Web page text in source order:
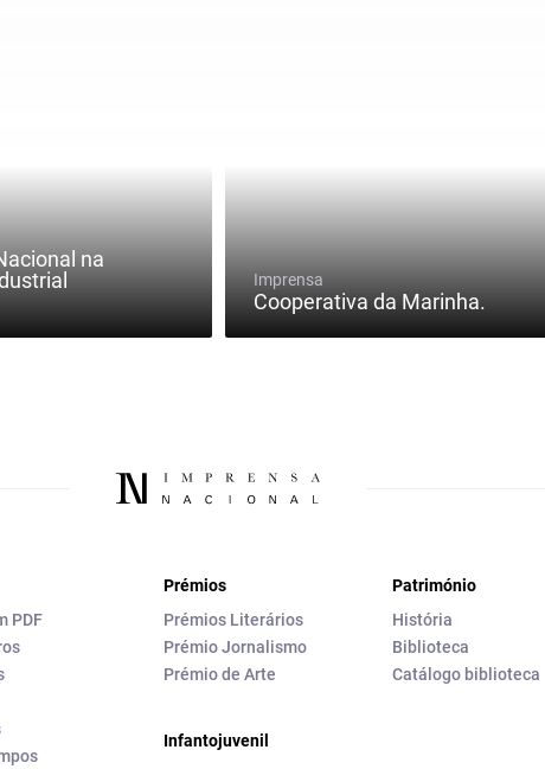
na
Imprensa
Cooperativa da Marinha.
PDF
Prémios
Prémios Literários
Prémio Jornalismo
Prémio de Arte
Infantojuvenil
Património
História
Biblioteca
Catálogo biblioteca